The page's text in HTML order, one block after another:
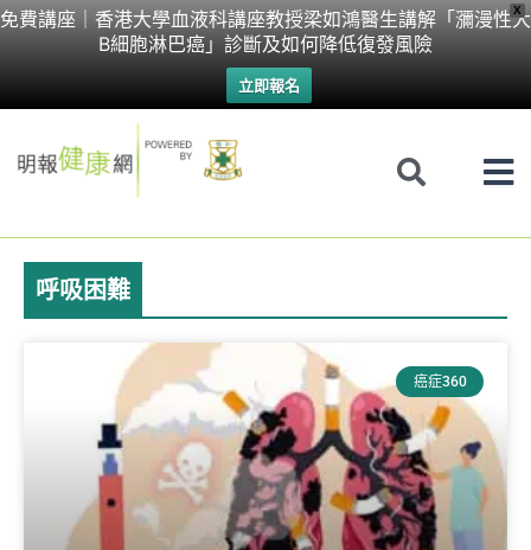
X
免費講座｜香港大學血液科講座教授梁如鴻醫生講解「瀰漫性大
B細胞淋巴癌」診斷及如何降低復發風險
立即報名
Skip
呼吸困難
癌症360